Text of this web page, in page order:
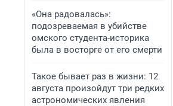
«Она радовалась»:
подозреваемая в убийстве
омского студента-историка
была в восторге от его смерти
Такое бывает раз в жизни: 12
августа произойдут три редких
астрономических явления